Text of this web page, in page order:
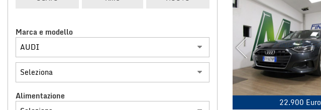
CONTATTACI
Marca e modello
Alimentazione
22.900 Euro
tracciamento
per
offrire
funzionalità
svolgere
le
attività